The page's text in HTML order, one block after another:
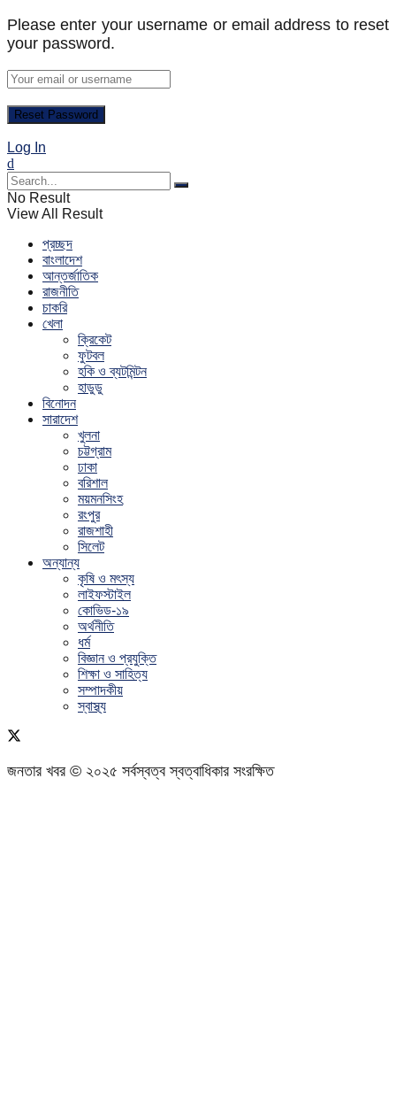
Please enter your username or email address to reset
your password.
Log In
No Result
View All Result
প্রচ্ছদ
বাংলাদেশ
আন্তর্জাতিক
রাজনীতি
চাকরি
খেলা
ক্রিকেট
ফুটবল
হকি ও ব্যটমিন্টন
হাডুডু
বিনোদন
সারাদেশ
খুলনা
চট্টগ্রাম
ঢাকা
বরিশাল
ময়মনসিংহ
রংপুর
রাজশাহী
সিলেট
অন্যান্য
কৃষি ও মৎস্য
লাইফস্টাইল
কোভিড-১৯
অর্থনীতি
ধর্ম
বিজ্ঞান ও প্রযুক্তি
শিক্ষা ও সাহিত্য
সম্পাদকীয়
স্বাস্থ্য
জনতার খবর © ২০২৫ সর্বস্বত্ব স্বত্বাধিকার সংরক্ষিত